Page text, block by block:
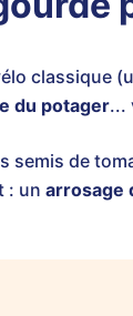
classique
du potager...
de
: un arrosage